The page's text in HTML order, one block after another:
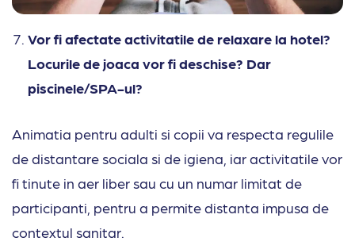
Vor fi afectate activitatile de relaxare la hotel?
Locurile de joaca vor fi deschise? Dar
piscinele/SPA-ul?
Animatia pentru adulti si copii va respecta regulile
de distantare sociala si de igiena, iar activitatile vor
fi tinute in aer liber sau cu un numar limitat de
participanti, pentru a permite distanta impusa de
contextul sanitar.